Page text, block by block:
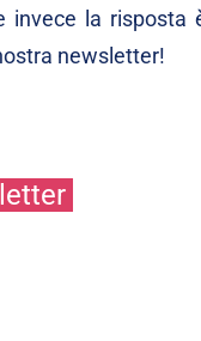
invece la risposta
newsletter!